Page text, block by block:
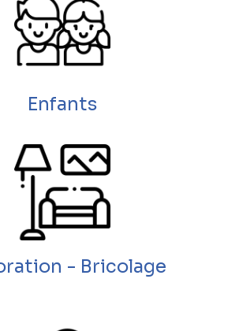
Enfants
- Bricolage